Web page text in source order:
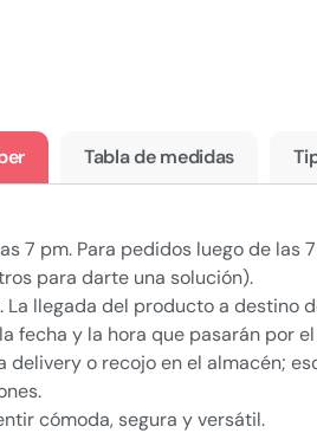
Tabla de medidas
7 pm. Para pedidos luego de
para darte una solución).
La llegada del producto a
fecha y la hora que pasarán por
o recojo en el almacén;
cómoda, segura y versátil.